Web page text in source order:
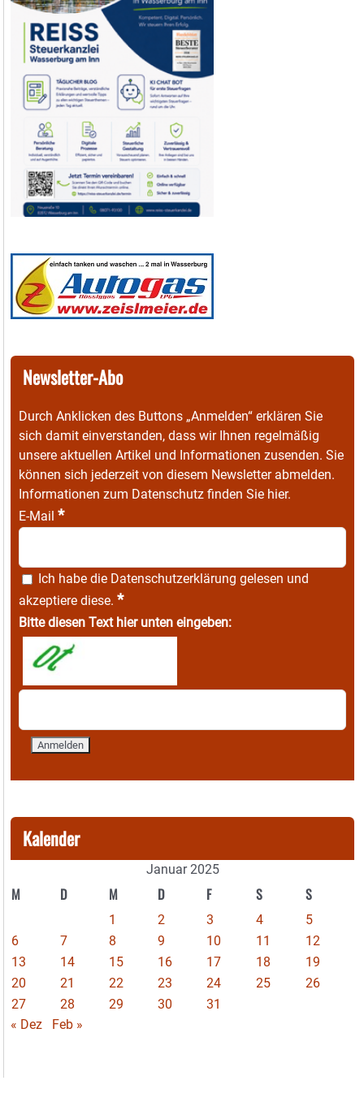
Newsletter-Abo
Durch Anklicken des Buttons „Anmelden“ erklären Sie
sich damit einverstanden, dass wir Ihnen regelmäßig
unsere aktuellen Artikel und Informationen zusenden. Sie
können sich jederzeit von diesem Newsletter abmelden.
Informationen zum Datenschutz finden Sie hier.
E-Mail *
Ich habe die Datenschutzerklärung gelesen und
akzeptiere diese. *
Bitte diesen Text hier unten eingeben:
Kalender
Januar 2025
M D M D F S S
1 2 3 4
5
6
7 8 9 10 11
12
13
14 15 16 17 18
19
20
21 22 23 24 25
26
27
28 29 30
31
« Dez
Feb »